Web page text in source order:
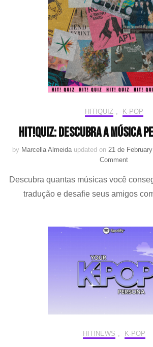
Kids
por
apenas
um
frame?
HIT!QUIZ K-POP
HIT!Quiz: Descubra a música
by Marcella Almeida updated on 21 de
Commenton
música
Descubra quantas músicas você
tradução e desafie seus amigos
HIT!NEWS , K-POP